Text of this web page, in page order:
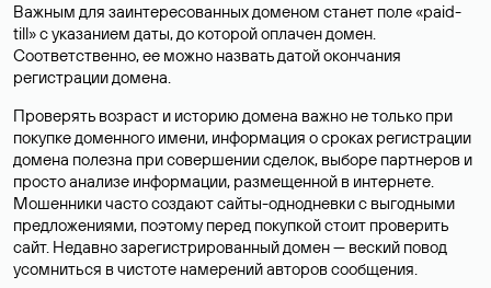
Важным для заинтересованных доменом станет поле «paid-
till» с указанием даты, до которой оплачен домен.
Соответственно, ее можно назвать датой окончания
регистрации домена.
Проверять возраст и историю домена важно не только при
покупке доменного имени, информация о сроках регистрации
домена полезна при совершении сделок, выборе партнеров и
просто анализе информации, размещенной в интернете.
Мошенники часто создают сайты-однодневки с выгодными
предложениями, поэтому перед покупкой стоит проверить
сайт. Недавно зарегистрированный домен — веский повод
усомниться в чистоте намерений авторов сообщения.